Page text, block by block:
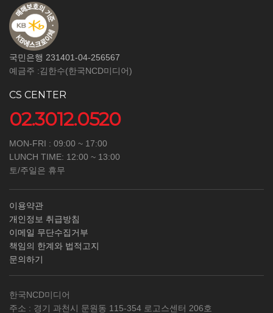
국민은행 231401-04-256567
예금주 :김한수(한국NCD미디어)
CS CENTER
02.3012.0520
MON-FRI : 09:00 ~ 17:00
LUNCH TIME: 12:00 ~ 13:00
토/주일은 휴무
이용약관
개인정보 취급방침
이메일 무단수집거부
책임의 한계와 법적고지
문의하기
한국NCD미디어
주소 : 경기 과천시 문원동 115-354 로고스센터 206호